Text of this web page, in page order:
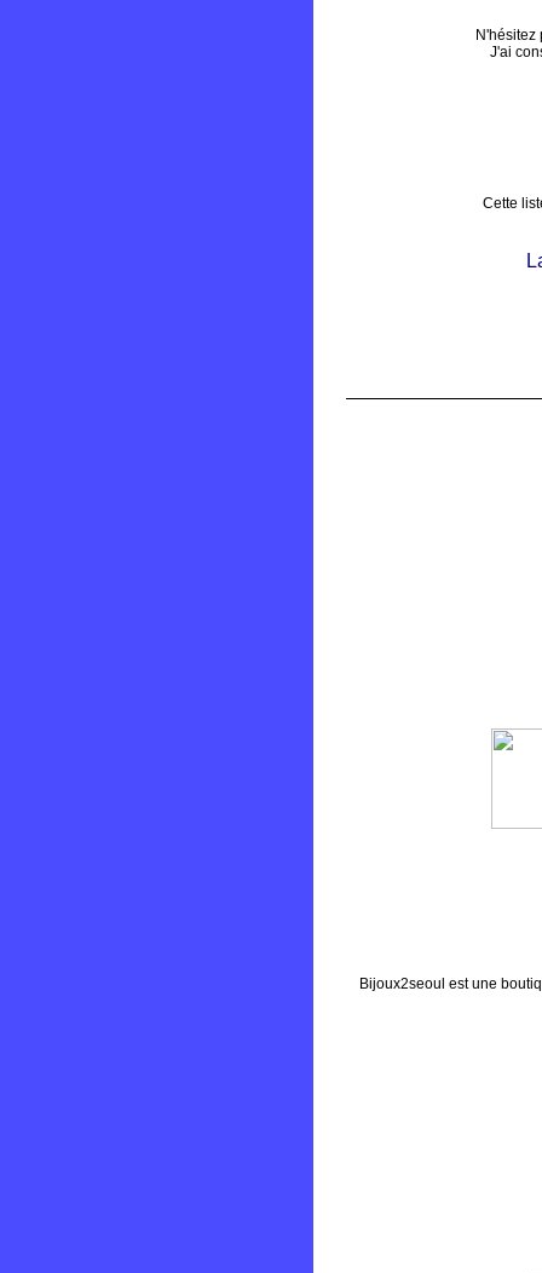
N'hésitez
J'ai
Cette
Bijoux2seoul est une